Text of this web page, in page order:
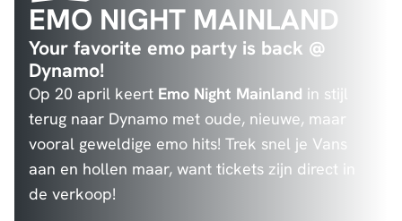
EMO NIGHT MAINLAND
Your favorite emo party is back @
Dynamo!
Op 20 april keert Emo Night Mainland in stijl
terug naar Dynamo met oude, nieuwe, maar
vooral geweldige emo hits! Trek snel je Vans
aan en hollen maar, want tickets zijn direct in
de verkoop!